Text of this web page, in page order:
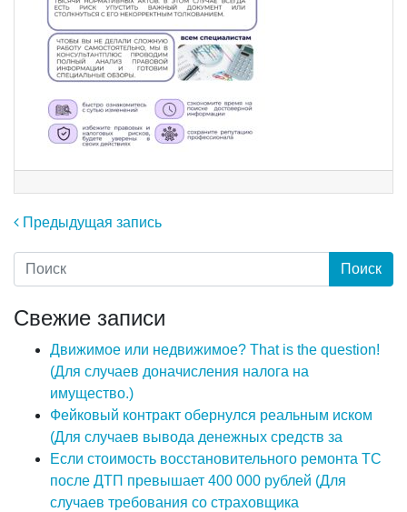
Навигация по записям
Предыдущая запись
Свежие записи
Движимое или недвижимое? That is the question!
(Для случаев доначисления налога на
имущество.)
Фейковый контракт обернулся реальным иском
(Для случаев вывода денежных средств за
Если стоимость восстановительного ремонта ТС
после ДТП превышает 400 000 рублей (Для
случаев требования со страховщика